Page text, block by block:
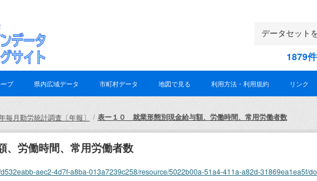
1879
プ 県内広域データ 市町村データ 地図で見る 利用方法・利用規約 リンク
毎月勤労統計調査〔年報〕 表ー１０ 就業形態別現金給与額、労働時間、常用労働者数
労働時間、常用労働者数
aec2-4d7f-a8ba-013a7239c258/resource/5022b00a-51a4-411a-a82d-31869ea1ea5f/